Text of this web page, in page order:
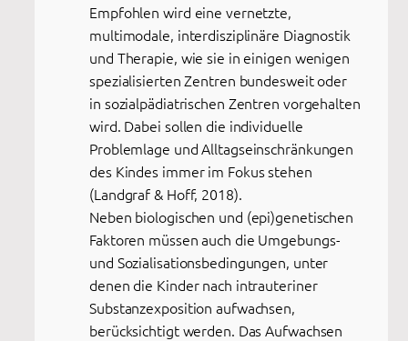
Empfohlen wird eine vernetzte,
multimodale, interdisziplinäre Diagnostik
und Therapie, wie sie in einigen wenigen
spezialisierten Zentren bundesweit oder
in sozialpädiatrischen Zentren vorgehalten
wird. Dabei sollen die individuelle
Problemlage und Alltagseinschränkungen
des Kindes immer im Fokus stehen
(Landgraf & Hoff, 2018).
Neben biologischen und (epi)genetischen
Faktoren müssen auch die Umgebungs-
und Sozialisationsbedingungen, unter
denen die Kinder nach intrauteriner
Substanzexposition aufwachsen,
berücksichtigt werden. Das Aufwachsen